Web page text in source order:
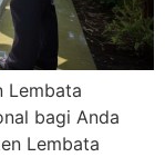
Lembata
bagi Anda
Lembata